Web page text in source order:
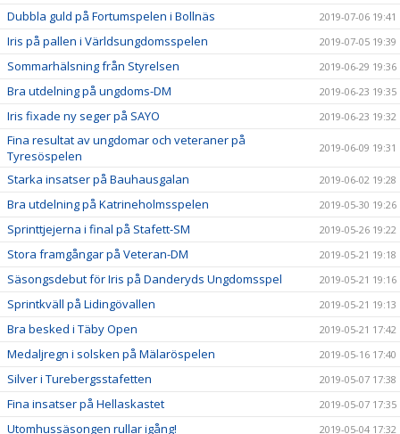
Dubbla guld på Fortumspelen i Bollnäs 2019-07-06 19:41
Iris på pallen i Världsungdomsspelen 2019-07-05 19:39
Sommarhälsning från Styrelsen 2019-06-29 19:36
Bra utdelning på ungdoms-DM 2019-06-23 19:35
Iris fixade ny seger på SAYO 2019-06-23 19:32
Fina resultat av ungdomar och veteraner på
Tyresöspelen
2019-06-09 19:31
Starka insatser på Bauhausgalan 2019-06-02 19:28
Bra utdelning på Katrineholmsspelen 2019-05-30 19:26
Sprinttjejerna i final på Stafett-SM 2019-05-26 19:22
Stora framgångar på Veteran-DM 2019-05-21 19:18
Säsongsdebut för Iris på Danderyds Ungdomsspel 2019-05-21 19:16
Sprintkväll på Lidingövallen 2019-05-21 19:13
Bra besked i Täby Open 2019-05-21 17:42
Medaljregn i solsken på Mälaröspelen 2019-05-16 17:40
Silver i Turebergsstafetten 2019-05-07 17:38
Fina insatser på Hellaskastet 2019-05-07 17:35
Utomhussäsongen rullar igång! 2019-05-04 17:32